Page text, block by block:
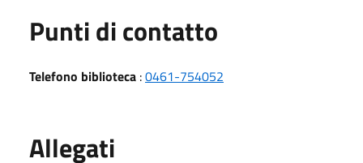
Punti di contatto
Telefono biblioteca :0461-754052
Allegati